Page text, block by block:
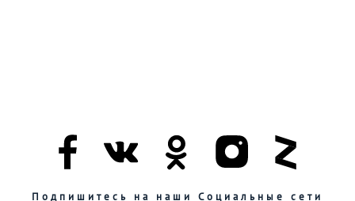
Подпишитесь на наши Социальные сети